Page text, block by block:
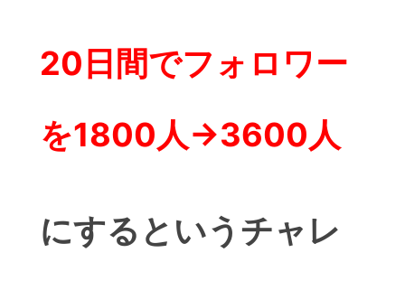
20日間でフォロワー
を1800人→3600人
にするというチャレ